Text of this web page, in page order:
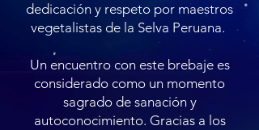
dedicación y respeto por maestros
vegetalistas de la Selva Peruana.
Un encuentro con este brebaje es
considerado como un momento
sagrado de sanación y
autoconocimiento. Gracias a los